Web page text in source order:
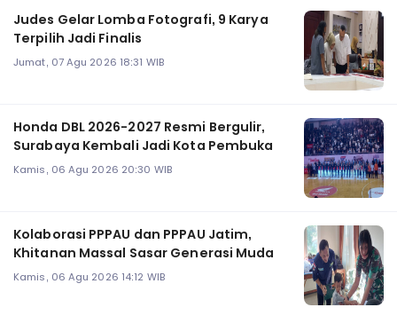
Judes Gelar Lomba Fotografi, 9 Karya
Terpilih Jadi Finalis
Jumat, 07 Agu 2026 18:31 WIB
Honda DBL 2026-2027 Resmi Bergulir,
Surabaya Kembali Jadi Kota Pembuka
Kamis, 06 Agu 2026 20:30 WIB
Kolaborasi PPPAU dan PPPAU Jatim,
Khitanan Massal Sasar Generasi Muda
Kamis, 06 Agu 2026 14:12 WIB